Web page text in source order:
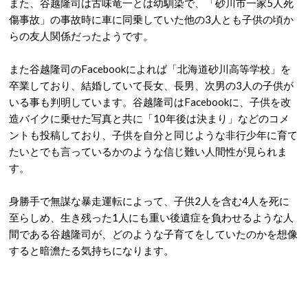
また、谷越隆司は古味竜一とは幼馴染で、「砂川市一家5人死
傷事故」の事故時に車に同乗していた他の3人とも子供の頃か
らの友人関係だったようです。
また谷越隆司のFacebookによれば「北海道砂川高等学校」を
卒業しており、結婚していて長女、長男、次男の3人の子供が
いる事も判明しています。谷越隆司はFacebookに、子供を改
造バイクに乗せた写真と共に「10年後は決まり」などのコメ
ントも投稿しており、子供を自分と同じような非行少年に育て
たいとでも言っているかのような信じ難い人間性が見られま
す。
身勝手で無謀な暴走運転によって、子供2人を含む4人を死に
至らしめ、生き残った1人にも重い後遺症を負わせるような人
間である谷越隆司が、どのような子育てをしていたのかを想像
すると暗澹たる気持ちになります。